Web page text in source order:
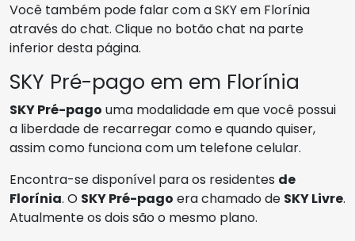
Você também pode falar com a SKY em Florínia
através do chat. Clique no botão chat na parte
inferior desta página.
SKY Pré-pago em em Florínia
SKY Pré-pago uma modalidade em que você possui
a liberdade de recarregar como e quando quiser,
assim como funciona com um telefone celular.
Encontra-se disponível para os residentes de
Florínia. O SKY Pré-pago era chamado de SKY Livre.
Atualmente os dois são o mesmo plano.